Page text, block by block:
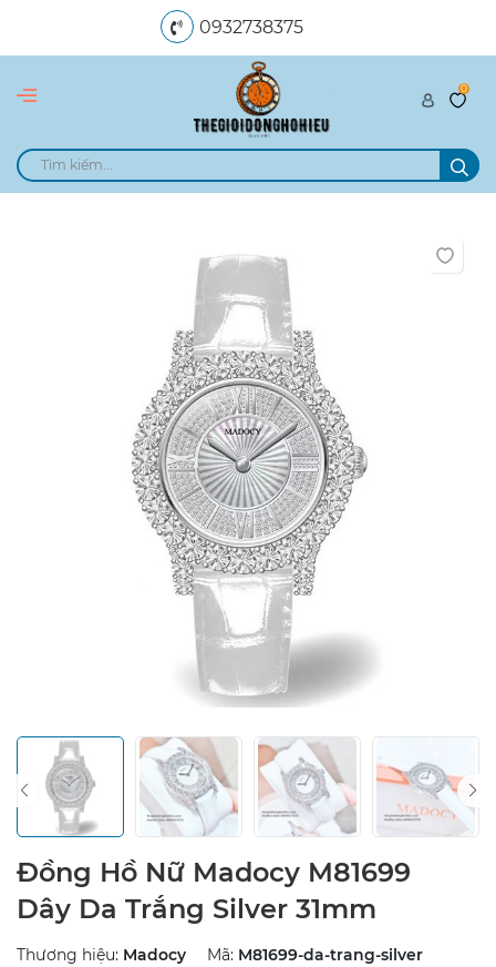
0932738375
dangngocle89@gmail.com
0
Đồng Hồ Nữ Madocy M81699
Dây Da Trắng Silver 31mm
Thương hiệu: Madocy Mã: M81699-da-trang-silver